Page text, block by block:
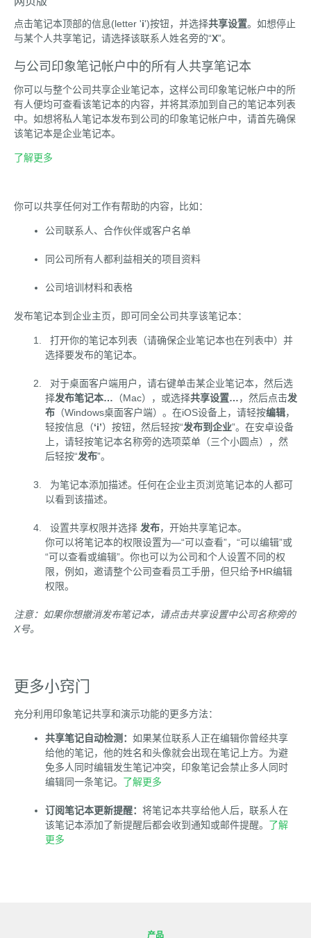
点击笔记本顶部的信息(letter 'i')按钮，并选择共享设置。如想停止
与某个人共享笔记，请选择该联系人姓名旁的“X”。
与公司印象笔记帐户中的所有人共享笔记本
你可以与整个公司共享企业笔记本，这样公司印象笔记帐户中的所
有人便均可查看该笔记本的内容，并将其添加到自己的笔记本列表
中。如想将私人笔记本发布到公司的印象笔记帐户中，请首先确保
该笔记本是企业笔记本。
了解更多
你可以共享任何对工作有帮助的内容，比如：
公司联系人、合作伙伴或客户名单
同公司所有人都利益相关的项目资料
公司培训材料和表格
发布笔记本到企业主页，即可同全公司共享该笔记本：
打开你的笔记本列表（请确保企业笔记本也在列表中）并
选择要发布的笔记本。
对于桌面客户端用户，请右键单击某企业笔记本，然后选
择发布笔记本… （Mac），或选择共享设置…，然后点击发
布 （Windows桌面客户端）。在iOS设备上，请轻按编辑，
轻按信息（‘i’）按钮，然后轻按“发布到企业”。在安卓设备
上，请轻按笔记本名称旁的选项菜单（三个小圆点），然
后轻按“发布”。
为笔记本添加描述。任何在企业主页浏览笔记本的人都可
以看到该描述。
设置共享权限并选择 发布，开始共享笔记本。
你可以将笔记本的权限设置为—“可以查看”，“可以编辑”或
“可以查看或编辑”。你也可以为公司和个人设置不同的权
限，例如，邀请整个公司查看员工手册，但只给予HR编辑
权限。
注意：如果你想撤消发布笔记本，请点击共享设置中公司名称旁的
X号。
更多小窍门
充分利用印象笔记共享和演示功能的更多方法：
共享笔记自动检测： 如果某位联系人正在编辑你曾经共享
给他的笔记，他的姓名和头像就会出现在笔记上方。为避
免多人同时编辑发生笔记冲突，印象笔记会禁止多人同时
编辑同一条笔记。 了解更多
订阅笔记本更新提醒： 将笔记本共享给他人后，联系人在
该笔记本添加了新提醒后都会收到通知或邮件提醒。 了解
更多
产品